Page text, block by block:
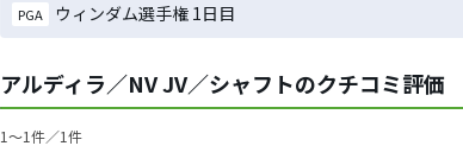
PGA ウィンダム選手権 1日目
アルディラ／NV JV／シャフトのクチコミ評価
1〜1件／1件